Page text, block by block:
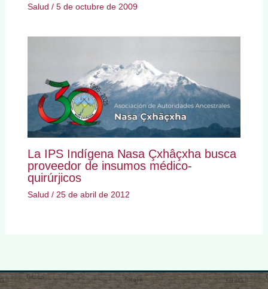
Salud / 5 de octubre de 2009
La IPS Indígena Nasa Çxhâçxha busca
proveedor de insumos médico-
quirúrjicos
Salud / 25 de abril de 2012